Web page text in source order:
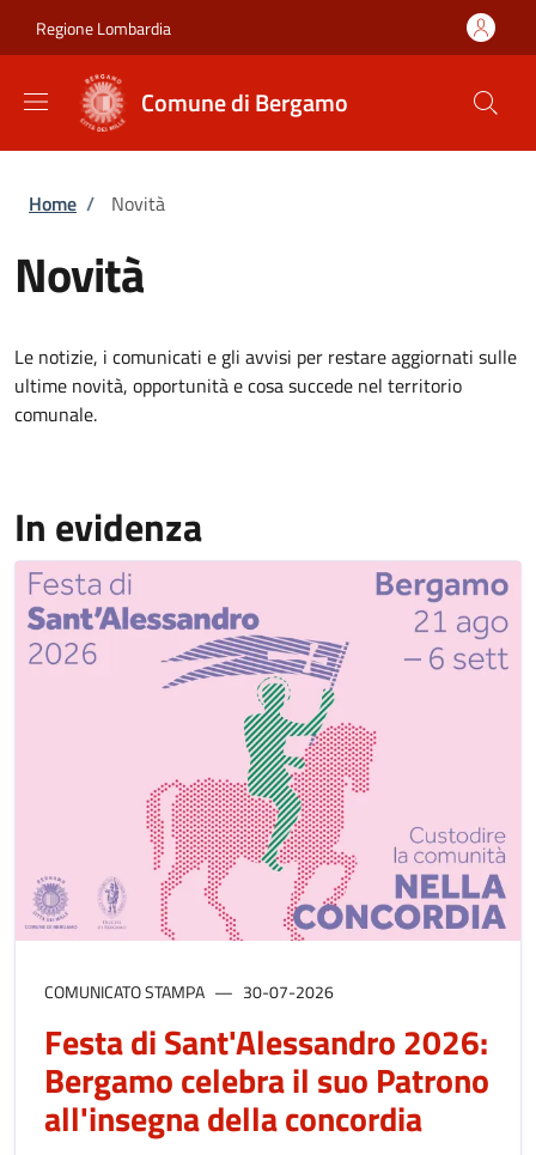
Regione Lombardia
Comune di Bergamo
Briciole di pane
Home / Novità
Novità
Le notizie, i comunicati e gli avvisi per restare aggiornati sulle
ultime novità, opportunità e cosa succede nel territorio
comunale.
In evidenza
COMUNICATO STAMPA 30-07-2026
Festa di Sant'Alessandro 2026:
Bergamo celebra il suo Patrono
all'insegna della concordia